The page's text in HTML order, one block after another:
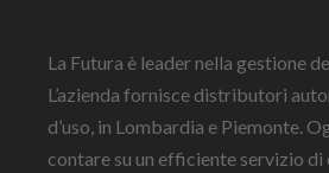
La Futura è leader nella gestione
L’azienda fornisce distributori
d’uso, in Lombardia e Piemonte.
contare su un efficiente servizio